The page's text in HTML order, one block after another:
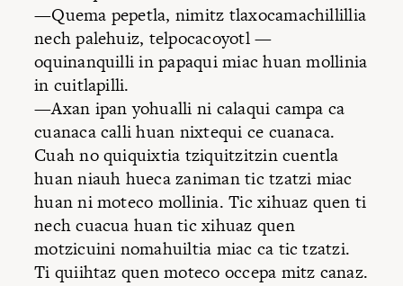
—Quema pepetla, nimitz tlaxocamachillillia
nech palehuiz, telpocacoyotl —
oquinanquilli in papaqui miac huan mollinia
in cuitlapilli.
—Axan ipan yohualli ni calaqui campa ca
cuanaca calli huan nixtequi ce cuanaca.
Cuah no quiquixtia tziquitzitzin cuentla
huan niauh hueca zaniman tic tzatzi miac
huan ni moteco mollinia. Tic xihuaz quen ti
nech cuacua huan tic xihuaz quen
motzicuini nomahuiltia miac ca tic tzatzi.
Ti quiihtaz quen moteco occepa mitz canaz.